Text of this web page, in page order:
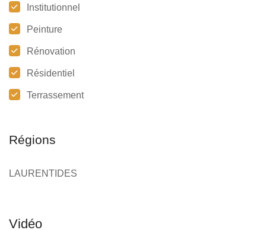
Institutionnel
Peinture
Rénovation
Résidentiel
Terrassement
Régions
LAURENTIDES